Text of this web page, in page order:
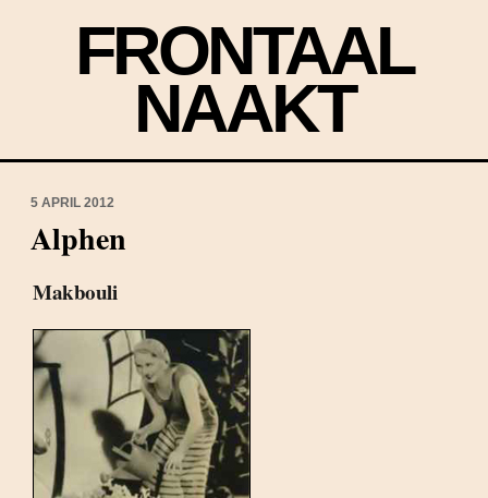
FRONTAAL
NAAKT
5 APRIL 2012
Alphen
Makbouli